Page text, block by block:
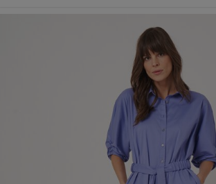
SAISON À VENIR
EXTRA 10% OFF SALE